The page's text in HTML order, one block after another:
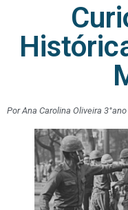
Por Ana Carolina Oliveira